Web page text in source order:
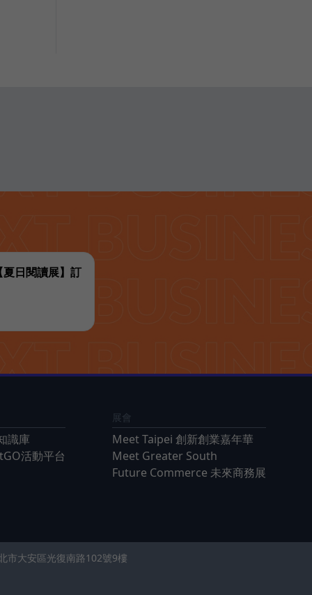
日閱讀展】訂
識庫
活動平台
展會
Meet Taipei 創新創業嘉年華
Meet Greater South
Future Commerce 未來商務展
市大安區光復南路102號9樓